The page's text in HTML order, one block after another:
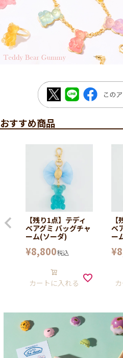
おすすめ商品
【残り1点】テディ
ベアグミ バッグチャ
ーム(ソーダ)
¥8,800税込
カートに入れる
ベ
ー
¥